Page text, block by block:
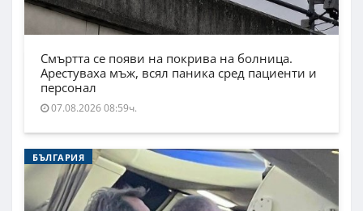
Смъртта се появи на покрива на болница.
Арестуваха мъж, всял паника сред пациенти и
персонал
07.08.2026 08:59ч.
БЪЛГАРИЯ